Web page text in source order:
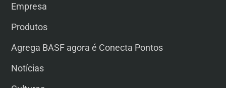
Empresa
Produtos
Agrega BASF agora é Conecta Pontos
Notícias